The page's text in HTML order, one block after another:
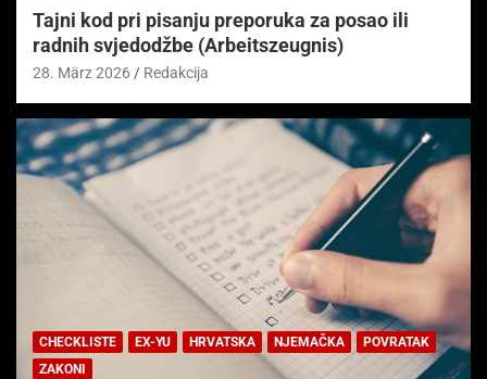
Tajni kod pri pisanju preporuka za posao ili
radnih svjedodžbe (Arbeitszeugnis)
28. März 2026 Redakcija
CHECKLISTE EX-YU HRVATSKA NJEMAČKA
POVRATAK
ZAKONI